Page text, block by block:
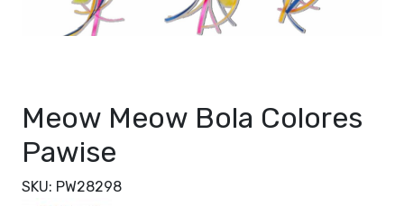
Meow Meow Bola Colores
Pawise
SKU: PW28298